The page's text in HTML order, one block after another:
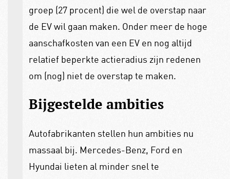
groep (27 procent) die wel de overstap naar
de EV wil gaan maken. Onder meer de hoge
aanschafkosten van een EV en nog altijd
relatief beperkte actieradius zijn redenen
om (nog) niet de overstap te maken.
Bijgestelde ambities
Autofabrikanten stellen hun ambities nu
massaal bij. Mercedes-Benz, Ford en
Hyundai lieten al minder snel te